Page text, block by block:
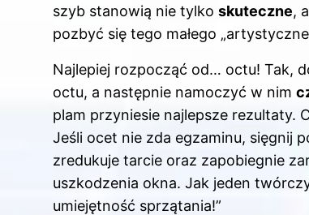
szyb stanowią nie tylko skuteczne,
pozbyć się tego małego
Najlepiej rozpocząć od… octu! Tak,
octu, a następnie namoczyć w nim
plam przyniesie najlepsze rezultaty.
Jeśli ocet nie zda egzaminu, sięgnij
zredukuje tarcie oraz zapobiegnie
uszkodzenia okna. Jak jeden
umiejętność sprzątania!”